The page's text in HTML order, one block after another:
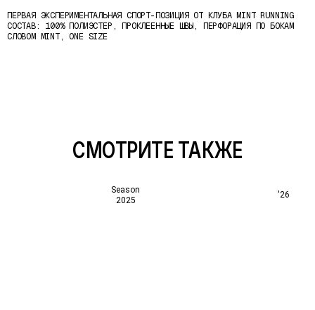
ПЕРВАЯ ЭКСПЕРИМЕНТАЛЬНАЯ СПОРТ-ПОЗИЦИЯ ОТ КЛУБА MINT RUNNING
СОСТАВ: 100% ПОЛИЭСТЕР, ПРОКЛЕЕННЫЕ ШВЫ, ПЕРФОРАЦИЯ ПО БОКАМ
СЛОВОМ MINT, ONE SIZE
СМОТРИТЕ ТАКЖЕ
Season
2025
'26